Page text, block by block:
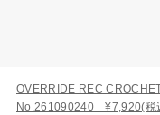
OVERRIDE REC
No.261090240 ¥7,920(税